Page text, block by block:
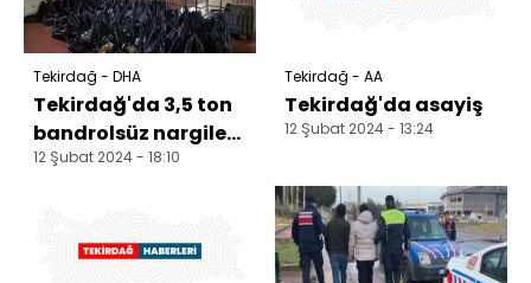
Tekirdağ - DHA
Tekirdağ'da 3,5 ton
bandrolsüz nargile
tütünü ele geçirildi
12 Şubat 2024 - 18:10
Tekirdağ - AA
Tekirdağ'da asayiş
12 Şubat 2024 - 13:24